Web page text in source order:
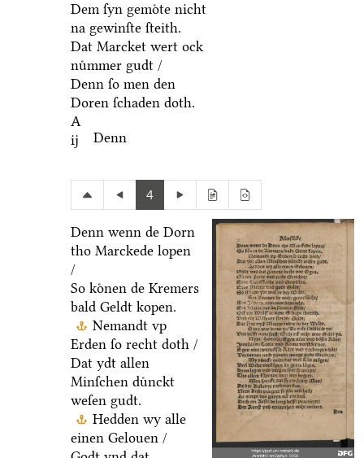
Dem ſyn gemoͤte nicht
na gewinſte ſteith.
Dat Marcket wert ock
nuͤmmer gudt /
Denn ſo men den
Doren ſchaden doth.
A
ij
Denn
4
Denn wenn de Dorn
tho Marckede lopen
/
So koͤnen de Kremers
bald Geldt kopen.
Nemandt vp
Erden ſo recht doth /
Dat ydt allen
Minſchen duͤnckt
weſen gudt.
Hedden wy alle
einen Gelouen /